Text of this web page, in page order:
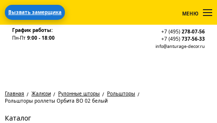
Вызвать замерщика МЕНЮ
График работы:
Пн-Пт 9:00 - 18:00
+7 (495) 278-07-56
+7 (495) 737-56-33
info@anturage-decor.ru
Главная Жалюзи Рулонные шторы
Рольшторы
Рольшторы роллеты Орбита ВО 02 белый
Каталог